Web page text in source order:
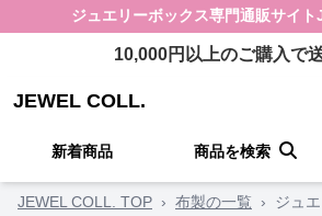
ジュエリーボックス専門通販サイト
10,000円以上のご購入で
JEWEL COLL.
新着商品 商品を検索
JEWEL COLL. TOP › 布製の一覧 › ジュ